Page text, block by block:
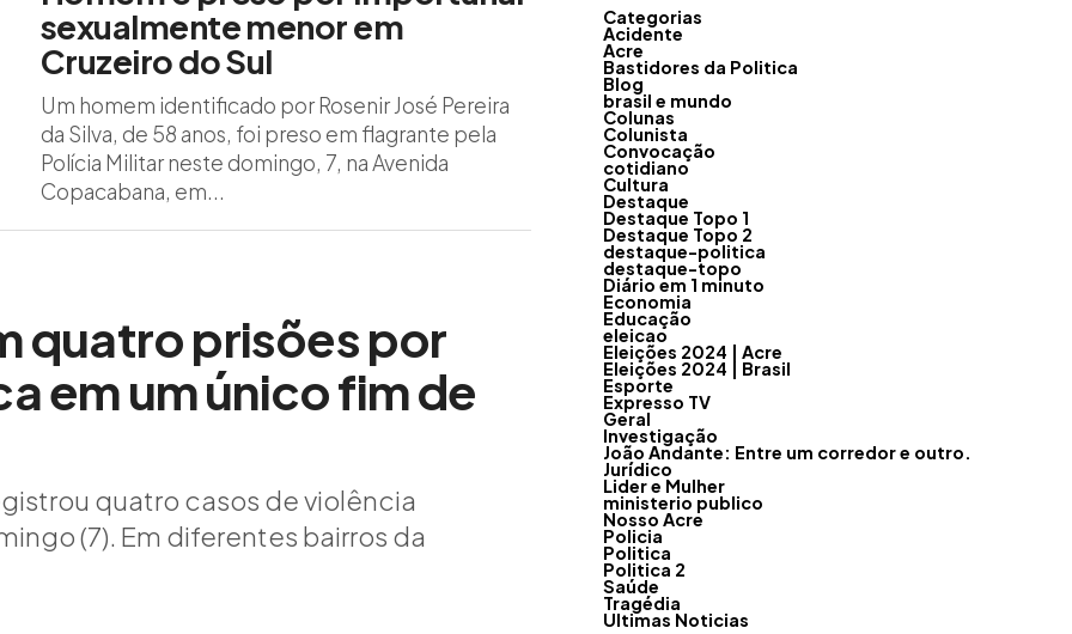
sexualmente menor em
Cruzeiro do Sul
Um homem identificado por Rosenir José Pereira
da Silva, de 58 anos, foi preso em flagrante pela
Polícia Militar neste domingo, 7, na Avenida
Copacabana, em...
quatro prisões por
em um único fim de
quatro casos de violência
(7). Em diferentes bairros da
Categorias
Acidente
Acre
Bastidores da Politica
Blog
brasil e mundo
Colunas
Colunista
Convocação
cotidiano
Cultura
Destaque
Destaque Topo 1
Destaque Topo 2
destaque-politica
destaque-topo
Diário em 1 minuto
Economia
Educação
eleicao
Eleições 2024 | Acre
Eleições 2024 | Brasil
Esporte
Expresso TV
Geral
Investigação
João Andante: Entre um corredor e outro.
Jurídico
Lider e Mulher
ministerio publico
Nosso Acre
Policia
Politica
Politica 2
Saúde
Tragédia
Ultimas Noticias